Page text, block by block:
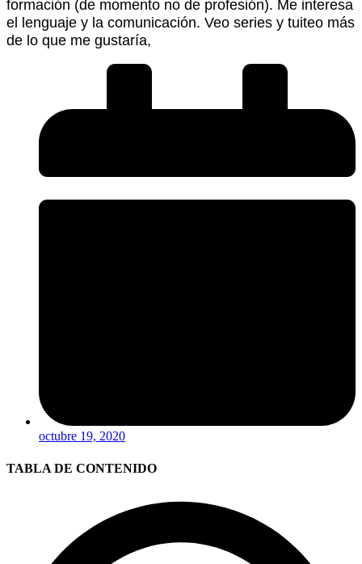
formación (de momento no de profesión). Me interesa
el lenguaje y la comunicación. Veo series y tuiteo más
de lo que me gustaría,
octubre 19, 2020
TABLA DE CONTENIDO